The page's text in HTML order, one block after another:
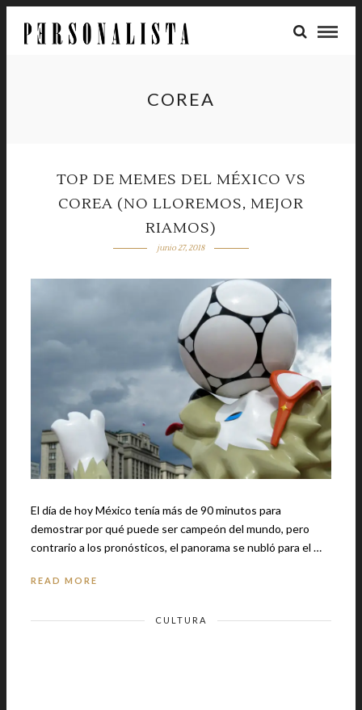
COREA
TOP DE MEMES DEL MÉXICO VS
COREA (NO LLOREMOS, MEJOR
RIAMOS)
junio 27, 2018
El día de hoy México tenía más de 90 minutos para
demostrar por qué puede ser campeón del mundo, pero
contrario a los pronósticos, el panorama se nubló para el …
READ MORE
CULTURA